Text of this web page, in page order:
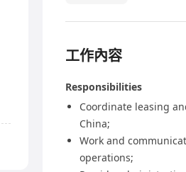
工作內容
Responsibilities
Coordinate leasing
China;
Work and
operations;